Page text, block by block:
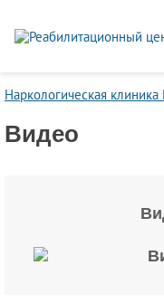
Наркологическая клиника
Видео